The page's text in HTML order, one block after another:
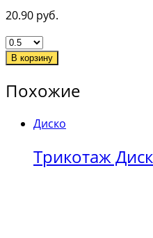
20.90 руб.
В корзину
Похожие
Диско
Трикотаж